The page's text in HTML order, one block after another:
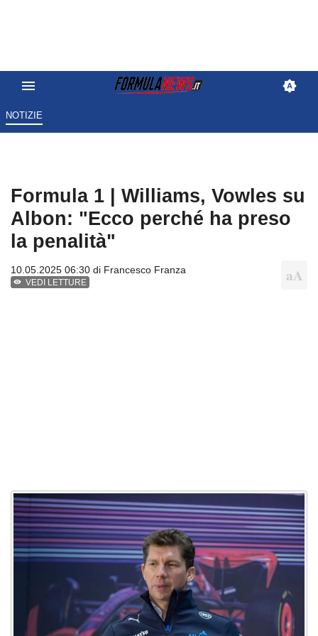
NOTIZIE
Formula 1 | Williams, Vowles su
Albon: "Ecco perché ha preso
la penalità"
10.05.2025 06:30 di Francesco Franza
VEDI LETTURE